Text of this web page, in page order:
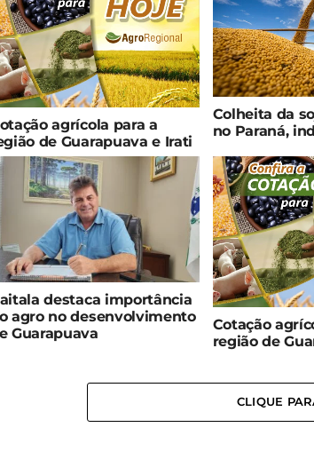
agrícola para a
de Guarapuava e Irati
Colheita da
no Paraná,
destaca importância
agro no desenvolvimento
Guarapuava
Cotação
região de
CLIQUE